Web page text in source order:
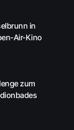
in
Air-Kino
zum